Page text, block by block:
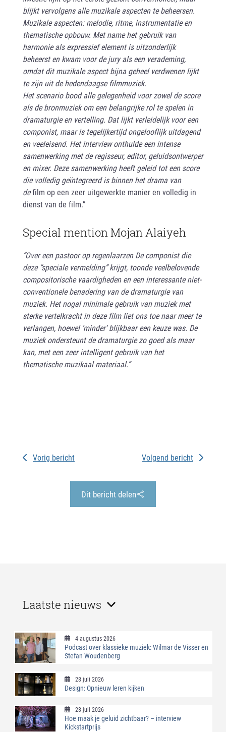
blijkt vervolgens alle muzikale aspecten te beheersen.
Muzikale aspecten: melodie, ritme, instrumentatie en
thematische opbouw. Met name het gebruik van
harmonie als expressief element is uitzonderlijk
beheerst en kwam voor de jury als een verademing,
omdat dit muzikale aspect bijna geheel verdwenen lijkt
te zijn uit de hedendaagse filmmuziek.
Het scenario bood alle gelegenheid voor zowel de score
als de bronmuziek om een belangrijke rol te spelen in
dramaturgie en vertelling. Dat lijkt verleidelijk voor een
componist, maar is tegelijkertijd ongelooflijk uitdagend
en veeleisend. Het interview onthulde een intense
samenwerking met de regisseur, editor, geluidsontwerper
en mixer. Deze samenwerking heeft geleid tot een score
die volledig geïntegreerd is binnen het drama van
defilm op een zeer uitgewerkte manier en volledig in
dienst van de film.”
Special mention Mojan Alaiyeh
“Over een pastoor op regenlaarzen De componist die
deze “speciale vermelding” krijgt, toonde veelbelovende
compositorische vaardigheden en een interessante niet-
conventionele benadering van de dramaturgie van
muziek. Het nogal minimale gebruik van muziek met
sterke vertelkracht in deze film liet ons toe naar meer te
verlangen, hoewel ‘minder’ blijkbaar een keuze was. De
muziek ondersteunt de dramaturgie zo goed als maar
kan, met een zeer intelligent gebruik van het
thematische muzikaal materiaal.”
Vorig bericht Volgend bericht
Dit bericht delen
Laatste nieuws
4 augustus 2026
Podcast over klassieke muziek: Wilmar de Visser en
Stefan Woudenberg
28 juli 2026
Design: Opnieuw leren kijken
23 juli 2026
Hoe maak je geluid zichtbaar? – interview
Kickstartprijs